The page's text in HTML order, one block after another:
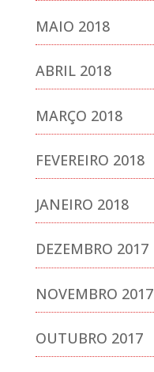
MAIO 2018
ABRIL 2018
MARÇO 2018
FEVEREIRO 2018
JANEIRO 2018
DEZEMBRO 2017
NOVEMBRO 2017
OUTUBRO 2017